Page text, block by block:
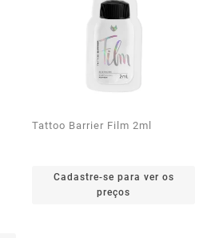
Tattoo Barrier Film 2ml
Cadastre-se para ver os
preços